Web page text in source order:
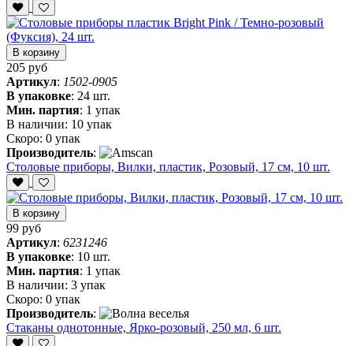
В корзину
205 руб
Артикул: 1502-0905
В упаковке: 24 шт.
Мин. партия: 1 упак
В наличии: 10 упак
Скоро: 0 упак
Производитель:
Столовые приборы, Вилки, пластик, Розовый, 17 см, 10 шт.
В корзину
99 руб
Артикул: 6231246
В упаковке: 10 шт.
Мин. партия: 1 упак
В наличии: 3 упак
Скоро: 0 упак
Производитель:
Стаканы однотонные, Ярко-розовый, 250 мл, 6 шт.